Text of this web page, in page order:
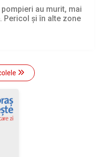
au murit, mai
Pericol și în alte zone